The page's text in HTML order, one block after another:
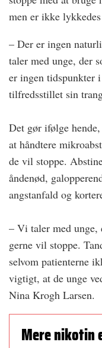
men er ikke
– Der er ingen
taler med unge, der
er ingen tidspunkter
tilfredsstillet sin
Det gør ifølge
at håndtere
de vil stoppe.
åndenød,
angstanfald og
– Vi taler med unge,
gerne vil stoppe.
selvom patienterne
vigtigt, at de unge
Nina Krogh Larsen.
Mere nikotin